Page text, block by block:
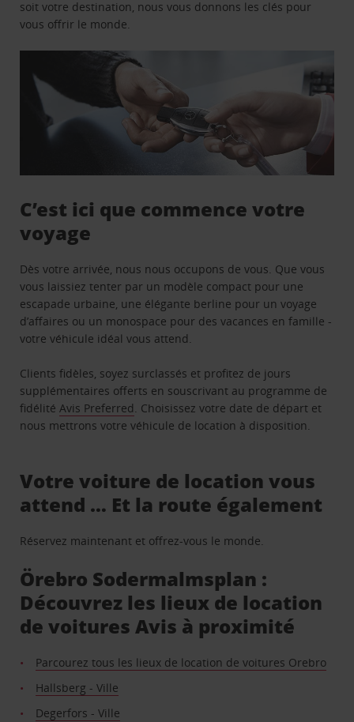
soit votre destination, nous vous donnons les clés pour
vous offrir le monde.
C’est ici que commence votre
voyage
Dès votre arrivée, nous nous occupons de vous. Que vous
vous laissiez tenter par un modèle compact pour une
escapade urbaine, une élégante berline pour un voyage
d’affaires ou un monospace pour des vacances en famille -
votre véhicule idéal vous attend.
Clients fidèles, soyez surclassés et profitez de jours
supplémentaires offerts en souscrivant au programme de
fidélitéAvis Preferred. Choisissez votre date de départ et
nous mettrons votre véhicule de location à disposition.
Votre voiture de location vous
attend … Et la route également
Réservez maintenant et offrez-vous le monde.
Örebro Sodermalmsplan :
Découvrez les lieux de location
de voitures Avis à proximité
Parcourez tous les lieux de location de voitures Orebro
Hallsberg - Ville
Degerfors - Ville